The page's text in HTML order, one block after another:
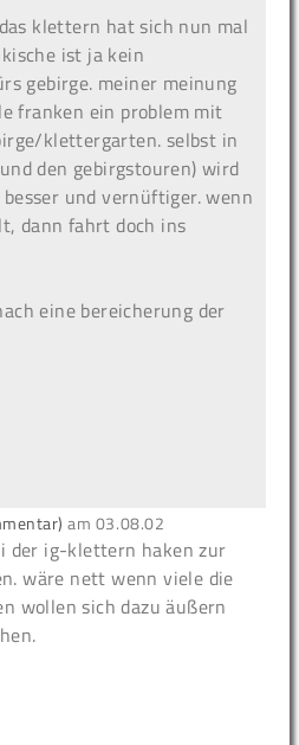
klettern hat sich nun mal
ist ja kein
gebirge. meiner meinung
franken ein problem mit
klettergarten. selbst in
den gebirgstouren) wird
und vernüftiger. wenn
dann fahrt doch ins
eine bereicherung der
am 03.08.02
der ig-klettern haken zur
wäre nett wenn viele die
wollen sich dazu äußern